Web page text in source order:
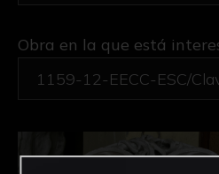
Obra en la que está
1159-12-EECC-ESC/